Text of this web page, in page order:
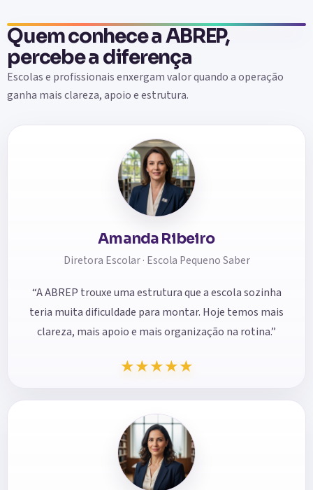
Quem conhece a ABREP,
percebe a diferença
Escolas e profissionais enxergam valor quando a operação
ganha mais clareza, apoio e estrutura.
Amanda Ribeiro
Diretora Escolar · Escola Pequeno Saber
“A ABREP trouxe uma estrutura que a escola sozinha
teria muita dificuldade para montar. Hoje temos mais
clareza, mais apoio e mais organização na rotina.”
★★★★★